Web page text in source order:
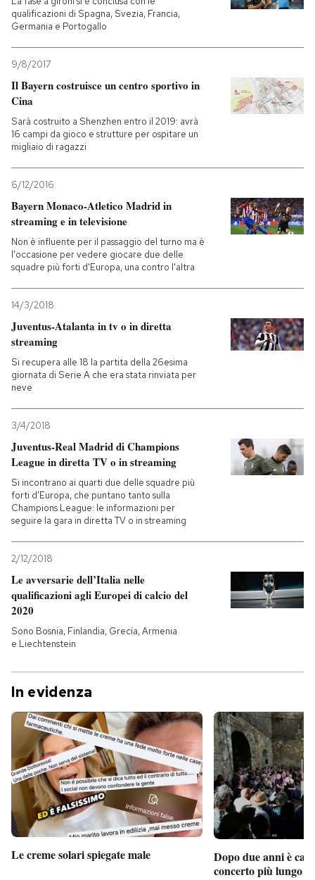
qualificazioni di Spagna, Svezia, Francia,
Germania e Portogallo
9/8/2017
Il Bayern costruisce un centro sportivo in
Cina
Sarà costruito a Shenzhen entro il 2019: avrà
16 campi da gioco e strutture per ospitare un
migliaio di ragazzi
6/12/2016
Bayern Monaco-Atletico Madrid in
streaming e in televisione
Non è influente per il passaggio del turno ma è
l'occasione per vedere giocare due delle
squadre più forti d'Europa, una contro l'altra
14/3/2018
Juventus-Atalanta in tv o in diretta
streaming
Si recupera alle 18 la partita della 26esima
giornata di Serie A che era stata rinviata per
neve
3/4/2018
Juventus-Real Madrid di Champions
League in diretta TV o in streaming
Si incontrano ai quarti due delle squadre più
forti d'Europa, che puntano tanto sulla
Champions League: le informazioni per
seguire la gara in diretta TV o in streaming
2/12/2018
Le avversarie dell’Italia nelle
qualificazioni agli Europei di calcio del
2020
Sono Bosnia, Finlandia, Grecia, Armenia
e Liechtenstein
In evidenza
Le creme solari spiegate male
Dopo due anni è
concerto più lungo